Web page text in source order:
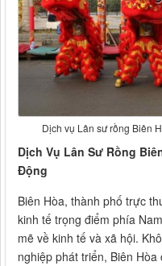
Dịch vụ Lân sư rồng Biên
Dịch Vụ Lân Sư Rồng
Động
Biên Hòa, thành phố trực
kinh tế trọng điểm phía
mẽ về kinh tế và xã hội.
nghiệp phát triển, Biên